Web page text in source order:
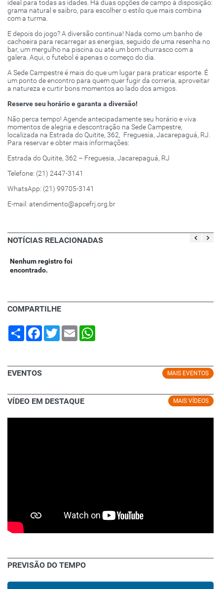
ideal para todas as idades. Há duas opções de campo à disposição:
grama natural e saibro, para escolher o estilo que mais combina
com a turma.
E depois do jogo? A diversão continua! Nada como um banho de
cachoeira para recarregar as energias, seguido de uma resenha no
bar, um mergulho na piscina ou até um bom churrasco com a
galera. Aqui, o futebol é apenas o começo do dia.
A Sede Campestre é mais do que um lugar para praticar esporte. É
um ponto de encontro para quem quer fugir da correria, aproveitar
a natureza e curtir bons momentos ao lado dos amigos.
Reserve seu horário e garanta a diversão!
Não perca tempo! Agende antecipadamente seu horário e viva
momentos de alegria e descontração na Sede Campestre,
localizada na Estrada do Quitite, 362, Freguesia, Jacarepaguá, RJ.
Para reservar e obter mais informações:
Estrada do Quitite, 362 – Freguesia, Jacarepaguá, RJ
Telefone: (21) 2447-3141
WhatsApp: (21) 99705-3141
E-mail: atendimento@apcefrj.org.br
NOTÍCIAS RELACIONADAS
Nenhum registro foi
encontrado.
COMPARTILHE
Share Facebook
TwitterEmail
MAIS EVENTOS
EVENTOS
MAIS VÍDEOS
VÍDEO EM DESTAQUE
PREVISÃO DO TEMPO